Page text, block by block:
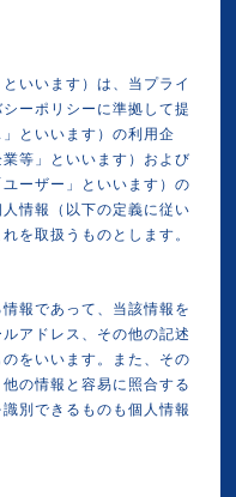
いいます）は、当プライ
ーポリシーに準拠して提
といいます）の利用企
等」といいます）および
ーザー」といいます）の
情報（以下の定義に従い
を取扱うものとします。
報であって、当該情報を
アドレス、その他の記述
をいいます。また、その
の情報と容易に照合する
別できるものも個人情報